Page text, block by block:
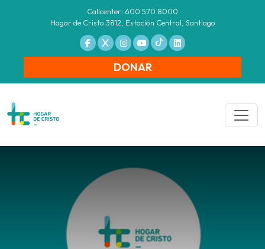
Callcenter: 600 570 8000
Hogar de Cristo 3812, Estación Central, Santiago
DONAR